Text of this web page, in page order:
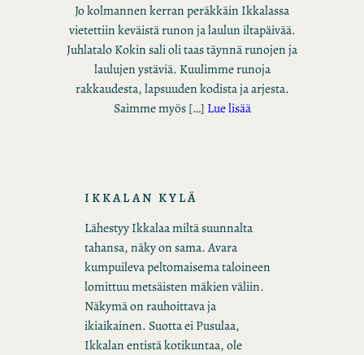
Jo kolmannen kerran peräkkäin Ikkalassa
vietettiin keväistä runon ja laulun iltapäivää.
Juhlatalo Kokin sali oli taas täynnä runojen ja
laulujen ystäviä. Kuulimme runoja
rakkaudesta, lapsuuden kodista ja arjesta.
Saimme myös […] Lue lisää
IKKALAN KYLÄ
Lähestyy Ikkalaa miltä suunnalta
tahansa, näky on sama. Avara
kumpuileva peltomaisema taloineen
lomittuu metsäisten mäkien väliin.
Näkymä on rauhoittava ja
ikiaikainen. Suotta ei Pusulaa,
Ikkalan entistä kotikuntaa, ole